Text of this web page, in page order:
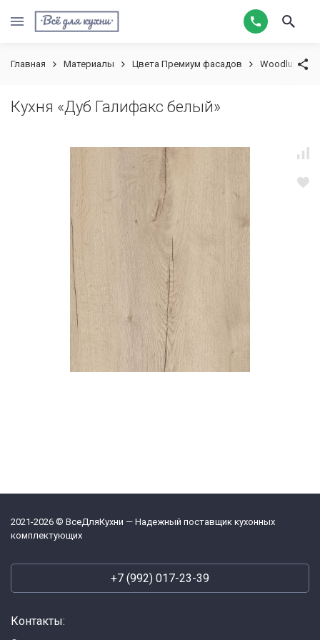
Главная Материалы Цвета Премиум фасадов Woodlux
Кухня «Дуб Галифакс белый»
2021-2026 © ВсеДляКухни — Надежный поставщик кухонных
комплектующих
+7 (992) 017-23-39
Контакты: